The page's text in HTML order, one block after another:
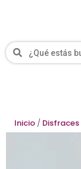
Inicio / Disfraces